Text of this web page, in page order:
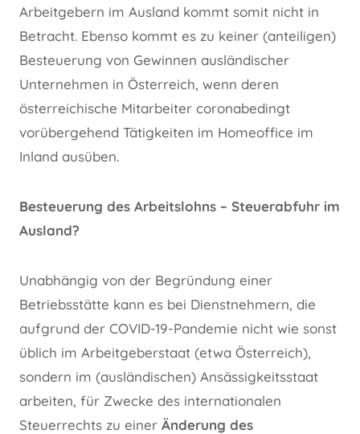
Arbeitgebern im Ausland kommt somit nicht in
Betracht. Ebenso kommt es zu keiner (anteiligen)
Besteuerung von Gewinnen ausländischer
Unternehmen in Österreich, wenn deren
österreichische Mitarbeiter coronabedingt
vorübergehend Tätigkeiten im Homeoffice im
Inland ausüben.
Besteuerung des Arbeitslohns – Steuerabfuhr im
Ausland?
Unabhängig von der Begründung einer
Betriebsstätte kann es bei Dienstnehmern, die
aufgrund der COVID-19-Pandemie nicht wie sonst
üblich im Arbeitgeberstaat (etwa Österreich),
sondern im (ausländischen) Ansässigkeitsstaat
arbeiten, für Zwecke des internationalen
Steuerrechts zu einer Änderung des